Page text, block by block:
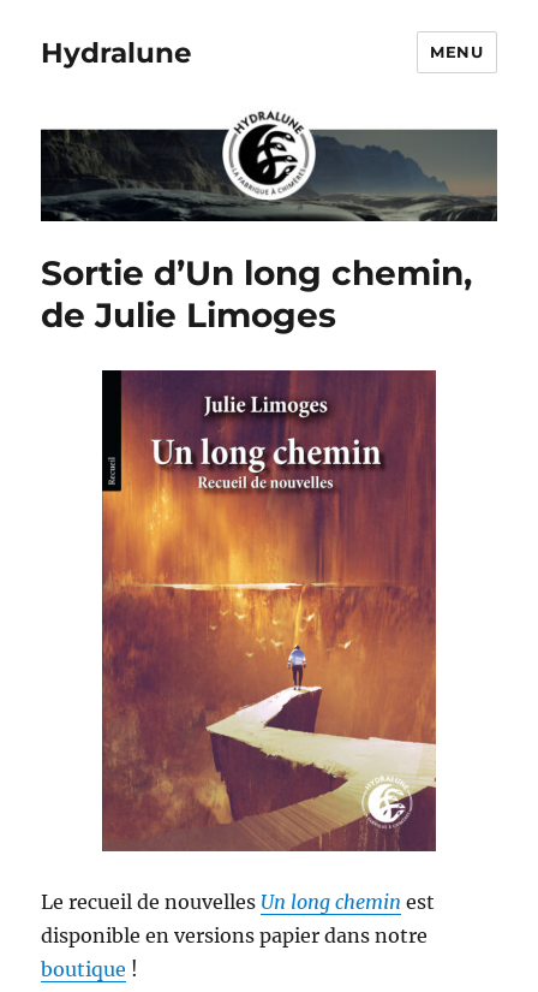
Hydralune MENU
Sortie d’Un long chemin,
de Julie Limoges
Le recueil de nouvelles Un long chemin est
disponible en versions papier dans notre
boutique !